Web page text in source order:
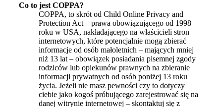
Co to jest COPPA?
COPPA, to skrót od Child Online Privacy and
Protection Act – prawa obowiązującego od 1998
roku w USA, nakładającego na właścicieli stron
internetowych, które potencjalnie mogą zbierać
informacje od osób małoletnich – mających mniej
niż 13 lat – obowiązek posiadania pisemnej zgody
rodziców lub opiekunów prawnych na zbieranie
informacji prywatnych od osób poniżej 13 roku
życia. Jeżeli nie masz pewności czy to dotyczy
ciebie jako kogoś próbującego zarejestrować się na
danej witrynie internetowej – skontaktuj się z